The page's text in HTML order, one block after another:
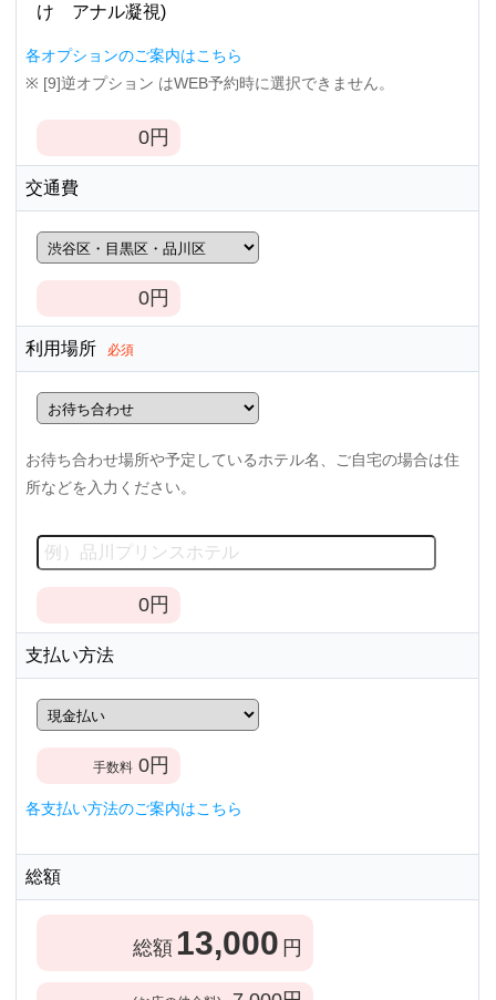
け アナル凝視)
各オプションのご案内はこちら
※ [9]逆オプション はWEB予約時に選択できません。
0円
交通費
0円
利用場所 必須
お待ち合わせ場所や予定しているホテル名、ご自宅の場合は住
所などを入力ください。
0円
支払い方法
手数料 0円
各支払い方法のご案内はこちら
総額
総額 13,000 円